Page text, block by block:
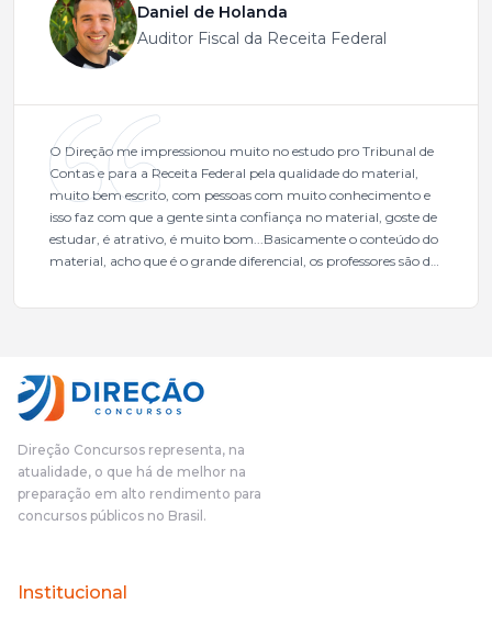
Daniel de Holanda
Auditor Fiscal da Receita Federal
O Direção me impressionou muito no estudo pro Tribunal de
Contas e para a Receita Federal pela qualidade do material,
muito bem escrito, com pessoas com muito conhecimento e
isso faz com que a gente sinta confiança no material, goste de
estudar, é atrativo, é muito bom...Basicamente o conteúdo do
material, acho que é o grande diferencial, os professores são de
mais excelentes cargos da administração pública.Eu sempre
fundamental na minha derrota no ano passado para que eu
pudesse enxergar o que eu errei e corrigir minha rota.E além
das aulas vocês(Direção Concursos), que fizeram um
o aluno, além de ter que estudar, ele tem que perder tempo
fazendo um cronograma, num pós- edital é muito
complicado, é uma avalanche de informação, então vocês
terem feito isso é muito bacana, porque quando eu me sentia
no volume de matérias.
Direção Concursos representa, na
atualidade, o que há de melhor na
preparação em alto rendimento para
concursos públicos no Brasil.
Institucional